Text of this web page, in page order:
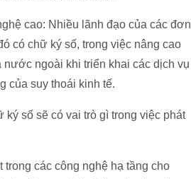
cao: Nhiều lãnh đạo của các đơn
có chữ ký số, trong việc nâng cao
ngoài khi triển khai các dịch vụ
của suy thoái kinh tế.
số sẽ có vai trò gì trong việc phát
các công nghệ hạ tầng cho